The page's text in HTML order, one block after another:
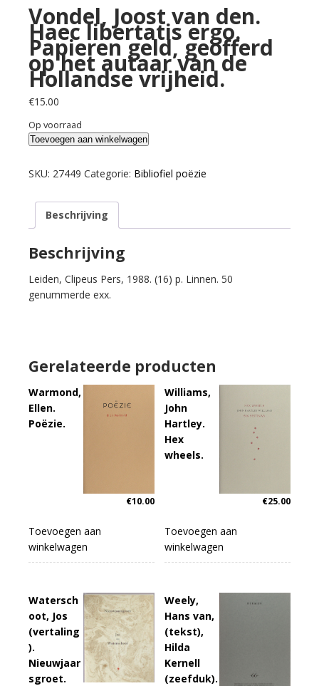
Vondel, Joost van den.
Haec libertatis ergo.
Papieren geld, geofferd
op het autaar van de
Hollandse vrijheid.
€15.00
Op voorraad
Vondel,
van
Haec
libertatis
ergo.
Papieren
geofferd
op
de
Hollandse
vrijheid.
aantal
Toevoegen aan winkelwagen
SKU: 27449 Categorie: Bibliofiel poëzie
Beschrijving
Beschrijving
Leiden, Clipeus Pers, 1988. (16) p. Linnen. 50
genummerde exx.
Gerelateerde producten
Warmond,
Ellen.
Poëzie.
€10.00
Toevoegen aan
winkelwagen
Williams,
John
Hartley.
Hex
wheels.
€25.00
Toevoegen aan
winkelwagen
Watersch
oot, Jos
(vertaling
).
Nieuwjaar
sgroet.
Weely,
Hans van,
(tekst),
Hilda
Kernell
(zeefduk).